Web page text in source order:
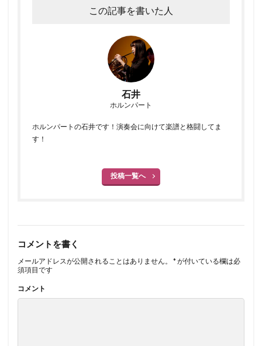
この記事を書いた人
石井
ホルンパート
ホルンパートの石井です！演奏会に向けて楽譜と格闘してま
す！
投稿一覧へ
コメントを書く
メールアドレスが公開されることはありません。 *が付いている欄は必
須項目です
コメント